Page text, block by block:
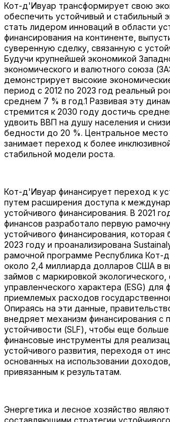
Кот-д'Ивуар трансформирует свою
обеспечить устойчивый и стабильный
стать лидером инноваций в области
финансирования на континенте,
суверенную сделку, связанную с
Будучи крупнейшей экономикой
экономического и валютного союза
демонстрирует высокие
период с 2012 по 2023 год реальный
среднем 7 % в год.1 Развивая эту
стремится к 2030 году достичь
удвоить ВВП на душу населения и
бедности до 20 %. Центральное
занимает переход к более
стабильной модели роста.
Кот-д'Ивуар финансирует переход к
путем расширения доступа к
устойчивого финансирования. В 2021
финансов разработало первую
устойчивого финансирования, которая
2023 году и проанализирована
рамочной программе Республика Кот-
около 2,4 миллиарда долларов США в
займов с маркировкой экологического,
управленческого характера (ESG) для
приемлемых расходов
Опираясь на эти данные,
внедряет механизм финансирования с
устойчивости (SLF), чтобы еще
финансовые инструменты для
устойчивого развития, переходя от
основанных на использовании
привязанным к результатам.
Энергетика и лесное хозяйство